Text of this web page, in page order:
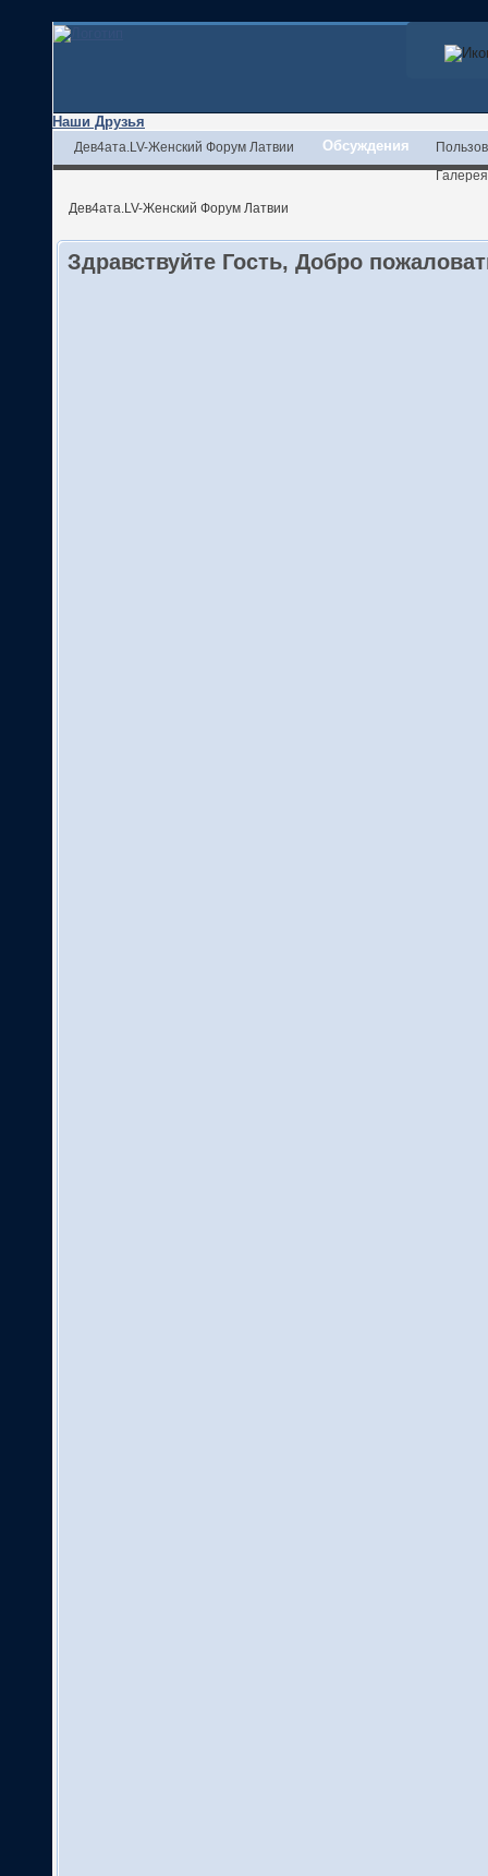
Наши Друзья
Дев4ата.LV-Женский Форум Латвии Обсуждения
Галерея
Дев4ата.LV-Женский Форум Латвии
Здравствуйте Гость, Добро